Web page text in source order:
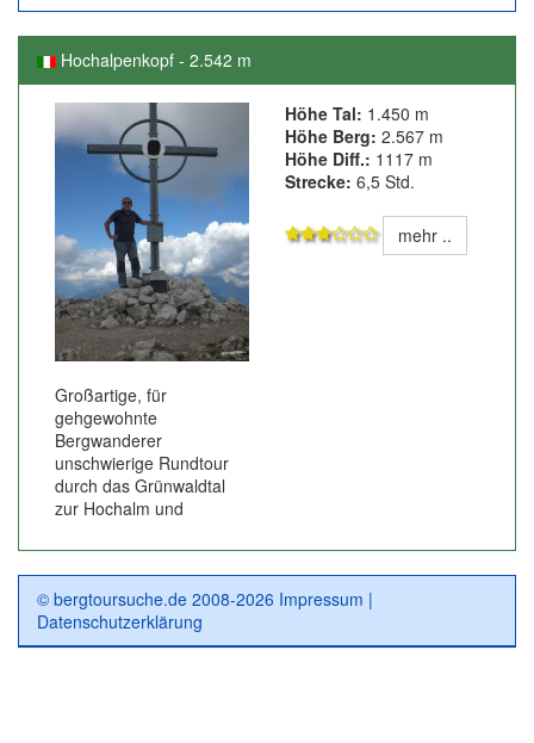
Hochalpenkopf - 2.542 m
Großartige, für
gehgewohnte
Bergwanderer
unschwierige Rundtour
durch das Grünwaldtal
zur Hochalm und
Höhe Tal: 1.450 m
Höhe Berg: 2.567 m
Höhe Diff.: 1117 m
Strecke: 6,5 Std.
mehr ..
© bergtoursuche.de 2008-2026 Impressum |
Datenschutzerklärung